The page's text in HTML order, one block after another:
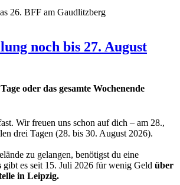
noch bis 27. August
oder das gesamte Wochenende
Wir freuen uns schon auf dich – am 28.,
drei Tagen (28. bis 30. August 2026).
zu gelangen, benötigst du eine
gibt es seit 15. Juli 2026 für wenig Geld über
in Leipzig.